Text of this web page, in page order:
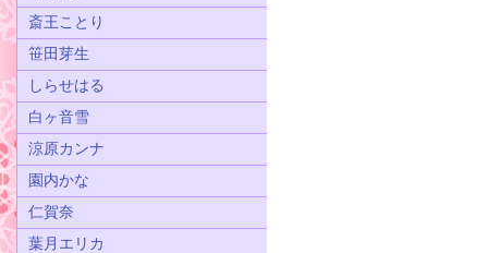
斎王ことり
笹田芽生
しらせはる
白ヶ音雪
涼原カンナ
園内かな
仁賀奈
葉月エリカ